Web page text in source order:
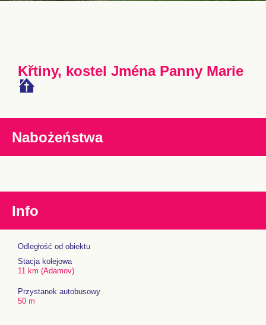
Křtiny, kostel Jména Panny Marie
Nabożeństwa
Info
Odległość od obiektu
Stacja kolejowa
11 km (Adamov)
Przystanek autobusowy
50 m